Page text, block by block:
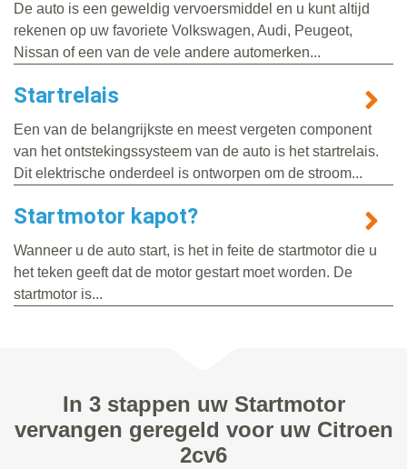
De auto is een geweldig vervoersmiddel en u kunt altijd
rekenen op uw favoriete Volkswagen, Audi, Peugeot,
Nissan of een van de vele andere automerken...
Startrelais
Een van de belangrijkste en meest vergeten component
van het ontstekingssysteem van de auto is het startrelais.
Dit elektrische onderdeel is ontworpen om de stroom...
Startmotor kapot?
Wanneer u de auto start, is het in feite de startmotor die u
het teken geeft dat de motor gestart moet worden. De
startmotor is...
In 3 stappen uw Startmotor
vervangen geregeld voor uw Citroen
2cv6